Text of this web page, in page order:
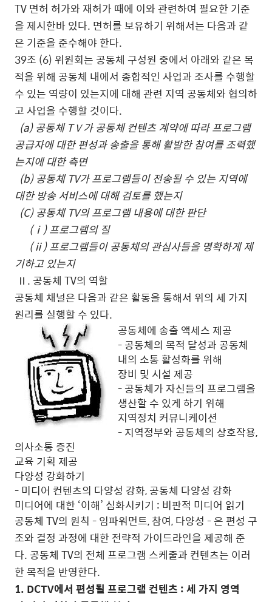
TV 면허 허가와 재허가 때에 이와 관련하여 필요한 기준
을 제시한바 있다. 면허를 보유하기 위해서는 다음과 같
은 기준을 준수해야 한다.
39조 (6) 위원회는 공동체 구성원 중에서 아래와 같은 목
적을 위해 공동체 내에서 종합적인 사업과 조사를 수행할
수 있는 역량이 있는지에 대해 관련 지역 공동체와 협의하
고 사업을 수행할 것이다.
(a) 공동체 TＶ가 공동체 컨텐츠 계약에 따라 프로그램
공급자에 대한 편성과 송출을 통해 활발한 참여를 조력했
는지에 대한 측면
(b) 공동체 TV가 프로그램들이 전송될 수 있는 지역에
대한 방송 서비스에 대해 검토를 했는지
(C) 공동체 TV의 프로그램 내용에 대한 판단
(ⅰ) 프로그램의 질
(ⅱ) 프로그램들이 공동체의 관심사들을 명확하게 제
기하고 있는지
Ⅱ. 공동체 TV의 역할
공동체 채널은 다음과 같은 활동을 통해서 위의 세 가지
원리를 실행할 수 있다.
공동체에 송출 액세스 제공
- 공동체의 목적 달성과 공동체
내의 소통 활성화를 위해
장비 및 시설 제공
- 공동체가 자신들의 프로그램을
생산할 수 있게 하기 위해
지역정치 커뮤니케이션
- 지역정부와 공동체의 상호작용,
의사소통 증진
교육 기획 제공
다양성 강화하기
- 미디어 컨텐츠의 다양성 강화, 공동체 다양성 강화
미디어에 대한 ‘이해’ 심화시키기 : 비판적 미디어 읽기
공동체 TV의 원칙 - 임파워먼트, 참여, 다양성 - 은 편성 구
조와 결정 과정에 대한 전략적 가이드라인을 제공해 준
다. 공동체 TV의 전체 프로그램 스케줄과 컨텐츠는 이러
한 목적을 반영한다.
1. DCTV에서 편성될 프로그램 컨텐츠 : 세 가지 영역